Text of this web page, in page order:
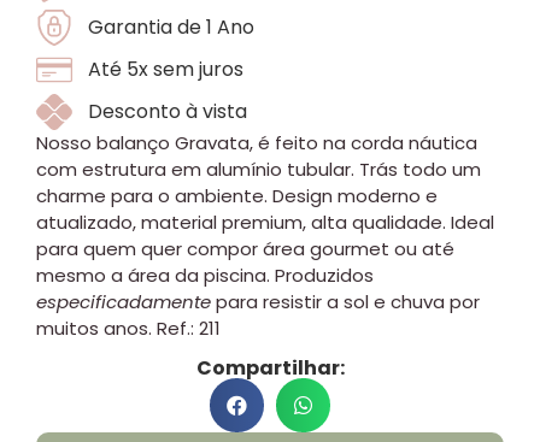
Garantia de 1 Ano
Até 5x sem juros
Desconto à vista
Nosso balanço Gravata, é feito na corda náutica
com estrutura em alumínio tubular. Trás todo um
charme para o ambiente. Design moderno e
atualizado, material premium, alta qualidade. Ideal
para quem quer compor área gourmet ou até
mesmo a área da piscina. Produzidos
especificadamentepara resistir a sol e chuva por
muitos anos. Ref.: 211
Compartilhar: